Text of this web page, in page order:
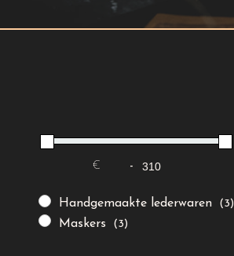
€ -
Handgemaakte lederwaren (3)
Maskers (3)